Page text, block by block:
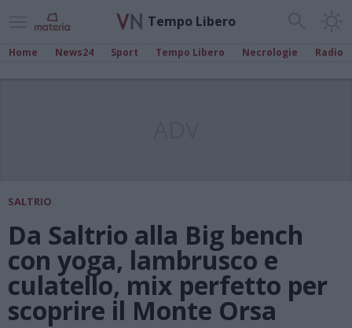
Tempo Libero
Home News24 Sport Tempo Libero Necrologie Radio
SALTRIO
Da Saltrio alla Big bench
con yoga, lambrusco e
culatello, mix perfetto per
scoprire il Monte Orsa